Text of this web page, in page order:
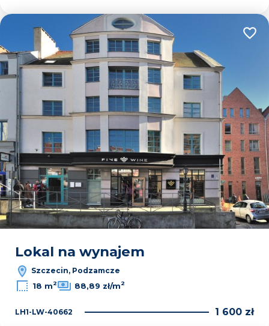
Lokal na wynajem
Szczecin, Podzamcze
18 m2 88,89 zł/m2
LH1-LW-40662 1 600 zł